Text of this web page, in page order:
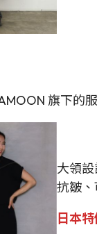
旗下的
大領
抗皺
日本特